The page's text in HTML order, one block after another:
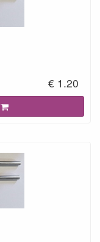
€ 1.20